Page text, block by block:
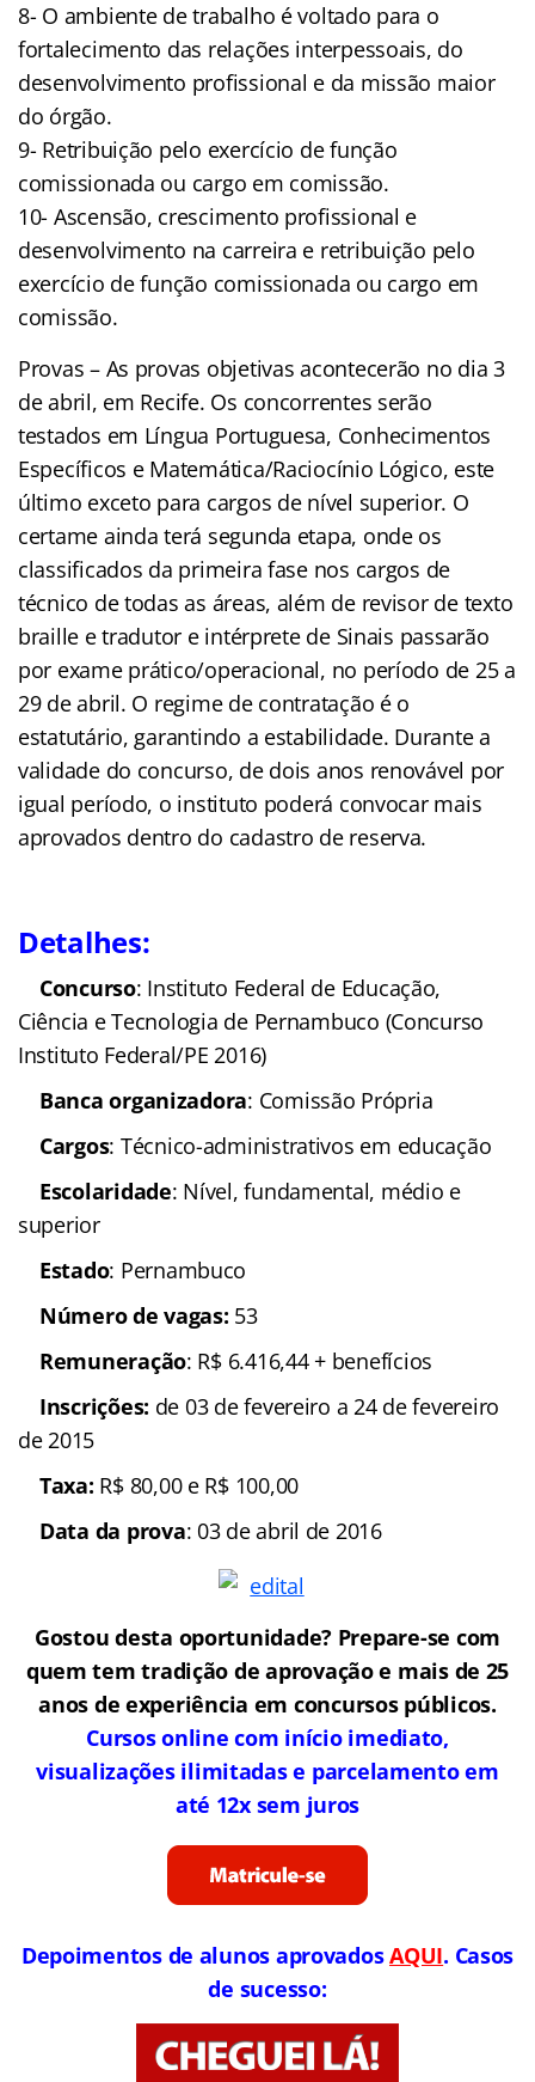
8- O ambiente de trabalho é voltado para o
fortalecimento das relações interpessoais, do
desenvolvimento profissional e da missão maior
do órgão.
9- Retribuição pelo exercício de função
comissionada ou cargo em comissão.
10- Ascensão, crescimento profissional e
desenvolvimento na carreira e retribuição pelo
exercício de função comissionada ou cargo em
comissão.
Provas – As provas objetivas acontecerão no dia 3
de abril, em Recife. Os concorrentes serão
testados em Língua Portuguesa, Conhecimentos
Específicos e Matemática/Raciocínio Lógico, este
último exceto para cargos de nível superior. O
certame ainda terá segunda etapa, onde os
classificados da primeira fase nos cargos de
técnico de todas as áreas, além de revisor de texto
braille e tradutor e intérprete de Sinais passarão
por exame prático/operacional, no período de 25 a
29 de abril. O regime de contratação é o
estatutário, garantindo a estabilidade. Durante a
validade do concurso, de dois anos renovável por
igual período, o instituto poderá convocar mais
aprovados dentro do cadastro de reserva.
Detalhes:
Concurso: Instituto Federal de Educação,
Ciência e Tecnologia de Pernambuco (Concurso
Instituto Federal/PE 2016)
Banca organizadora: Comissão Própria
Cargos: Técnico-administrativos em educação
Escolaridade: Nível, fundamental, médio e
superior
Estado: Pernambuco
Número de vagas: 53
Remuneração: R$ 6.416,44 + benefícios
Inscrições: de 03 de fevereiro a 24 de fevereiro
de 2015
Taxa: R$ 80,00 e R$ 100,00
Data da prova: 03 de abril de 2016
Gostou desta oportunidade? Prepare-se com
quem tem tradição de aprovação e mais de 25
anos de experiência em concursos públicos.
Cursos online com início imediato,
visualizações ilimitadas e parcelamento em
até 12x sem juros
Depoimentos de alunos aprovadosAQUI. Casos
de sucesso: